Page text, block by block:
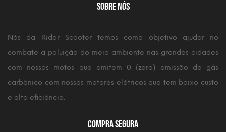
Sobre Nós
Nós da Rider Scooter temos como objetivo ajudar no
combate a poluição do meio ambiente nas grandes cidades
com nossas motos que emitem 0 (zero) emissão de gás
carbônico com nossos motores elétricos que tem baixo custo
e alta eficiência.
Compra Segura